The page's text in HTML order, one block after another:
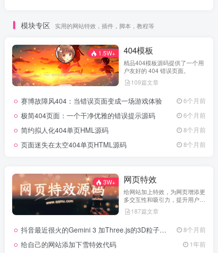
模块专区 实用的网站特效，插件，脚本，教程等
1.5W+ 404模板
精品404模板源码提供了一个用
户友好的 404 错误页面。
109篇文章
赛博故障风404：当错误页面变成一场游戏体验 6个月前
极简404页面：一个干净优雅的错误提示源码 6个月前
简约拟人化404单页HML源码 8个月前
页面迷失在太空404单页HTML源码 8个月前
3W+ 网页特效
给网站加上特效，为网页增添更
多交互性和吸引力，提升用户体
验 187篇文章
抖音最近很火的Gemini 3 加Three.js的3D粒子交互代码 共十三款 8个月前
给自己的网站添加下雪特效代码 1年前